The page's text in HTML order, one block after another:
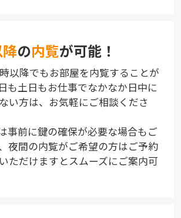
の内覧が可能！
以降でもお部屋を内覧することが
も土日もお仕事でなかなか日中に
い方は、お気軽にご相談くださ
事前に鍵の確保が必要な場合もご
夜間の内覧がご希望の方はご予約
ただけますとスムーズにご案内可